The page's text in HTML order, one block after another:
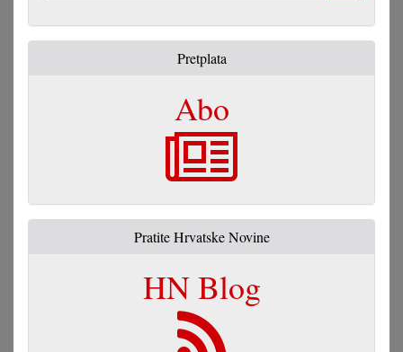
Pretplata
Abo
Pratite Hrvatske Novine
HN Blog